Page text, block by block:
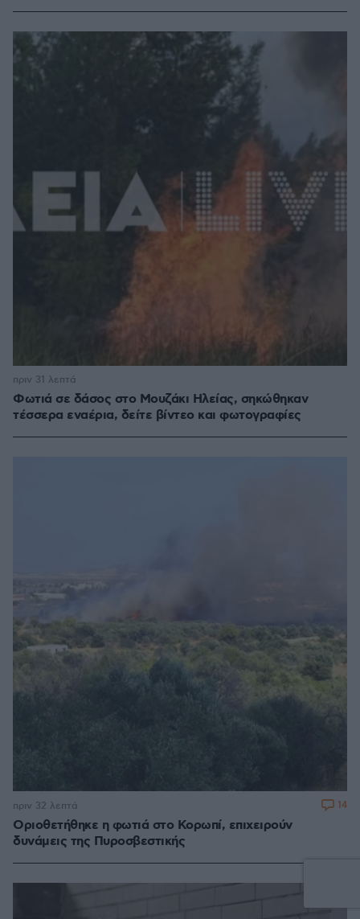
Φωτιά σε δάσος στο Μουζάκι Ηλείας, σηκώθηκαν
τέσσερα εναέρια, δείτε βίντεο και φωτογραφίες
πριν 31 λεπτά
Οριοθετήθηκε η φωτιά στο Κορωπί, επιχειρούν
δυνάμεις της Πυροσβεστικής
πριν 32 λεπτά 14